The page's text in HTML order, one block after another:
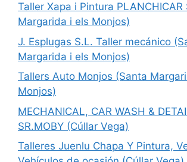
Taller Xapa i Pintura PLANCHICAR
Margarida i els Monjos)
J. Esplugas S.L. Taller mecánico
Margarida i els Monjos)
Tallers Auto Monjos (Santa
Monjos)
MECHANICAL, CAR WASH &
SR.MOBY (Cúllar Vega)
Talleres Juenlu Chapa Y Pintura,